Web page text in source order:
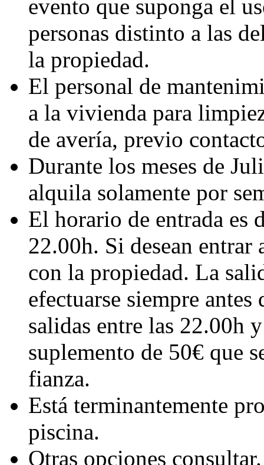
evento que suponga el
personas distinto a las
la propiedad.
El personal de
a la vivienda para
de avería, previo
Durante los meses de
alquila solamente por
El horario de entrada es
22.00h. Si desean entrar
con la propiedad. La
efectuarse siempre
salidas entre las 22.00h
suplemento de 50€ que
fianza.
Está terminantemente
piscina.
Otras opciones consultar.